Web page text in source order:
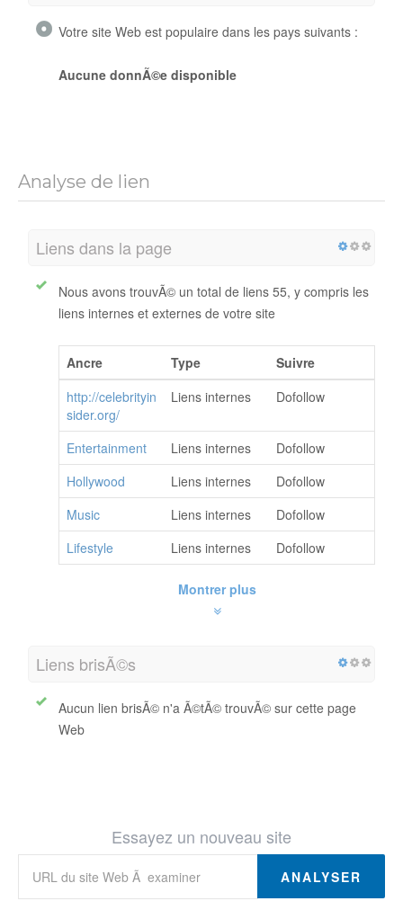
Votre site Web est populaire dans les pays suivants :
Aucune donnÃ©e disponible
Analyse de lien
Liens dans la page
Nous avons trouvÃ© un total de liens 55, y compris les
liens internes et externes de votre site
Ancre Type
Suivre
http://celebrityin
sider.org/
Liens internes Dofollow
Entertainment Liens internes
Dofollow
Hollywood
Liens internes
Dofollow
Music
Liens internes
Dofollow
Lifestyle
Liens internes Dofollow
Montrer plus
Liens brisÃ©s
Aucun lien brisÃ© n'a Ã©tÃ© trouvÃ© sur cette page
Web
Essayez un nouveau site
ANALYSER